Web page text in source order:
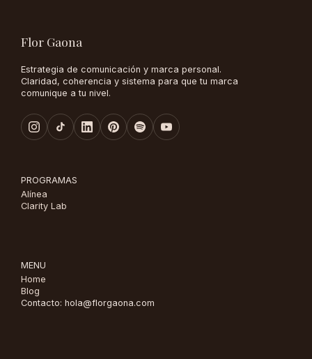
Flor Gaona
Estrategia de comunicación y marca personal.
Claridad, coherencia y sistema para que tu marca
comunique a tu nivel.
PROGRAMAS
Alínea
Clarity Lab
MENU
Home
Blog
Contacto: hola@florgaona.com